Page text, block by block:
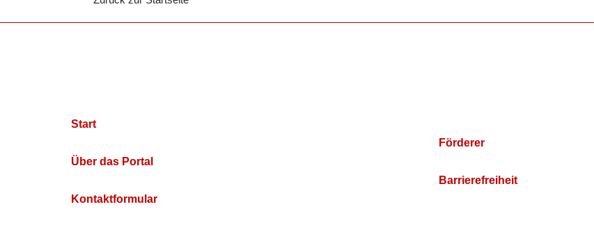
Start
Über das Portal
Kontaktformular
Förderer
Barrierefreiheit